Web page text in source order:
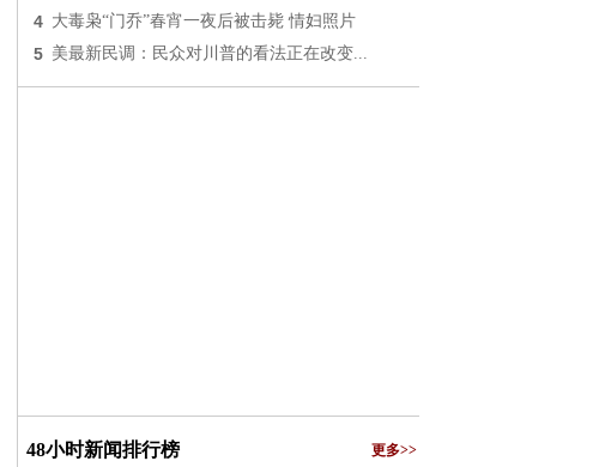
4 大毒枭“门乔”春宵一夜后被击毙 情妇照片
5 美最新民调：民众对川普的看法正在改变...
48小时新闻排行榜 更多>>